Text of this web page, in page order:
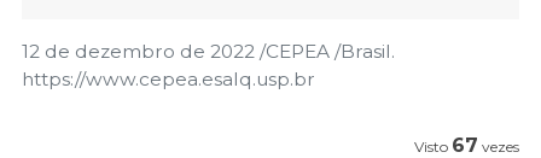
12 de dezembro de 2022 /CEPEA /Brasil.
https://www.cepea.esalq.usp.br
Visto 67 vezes